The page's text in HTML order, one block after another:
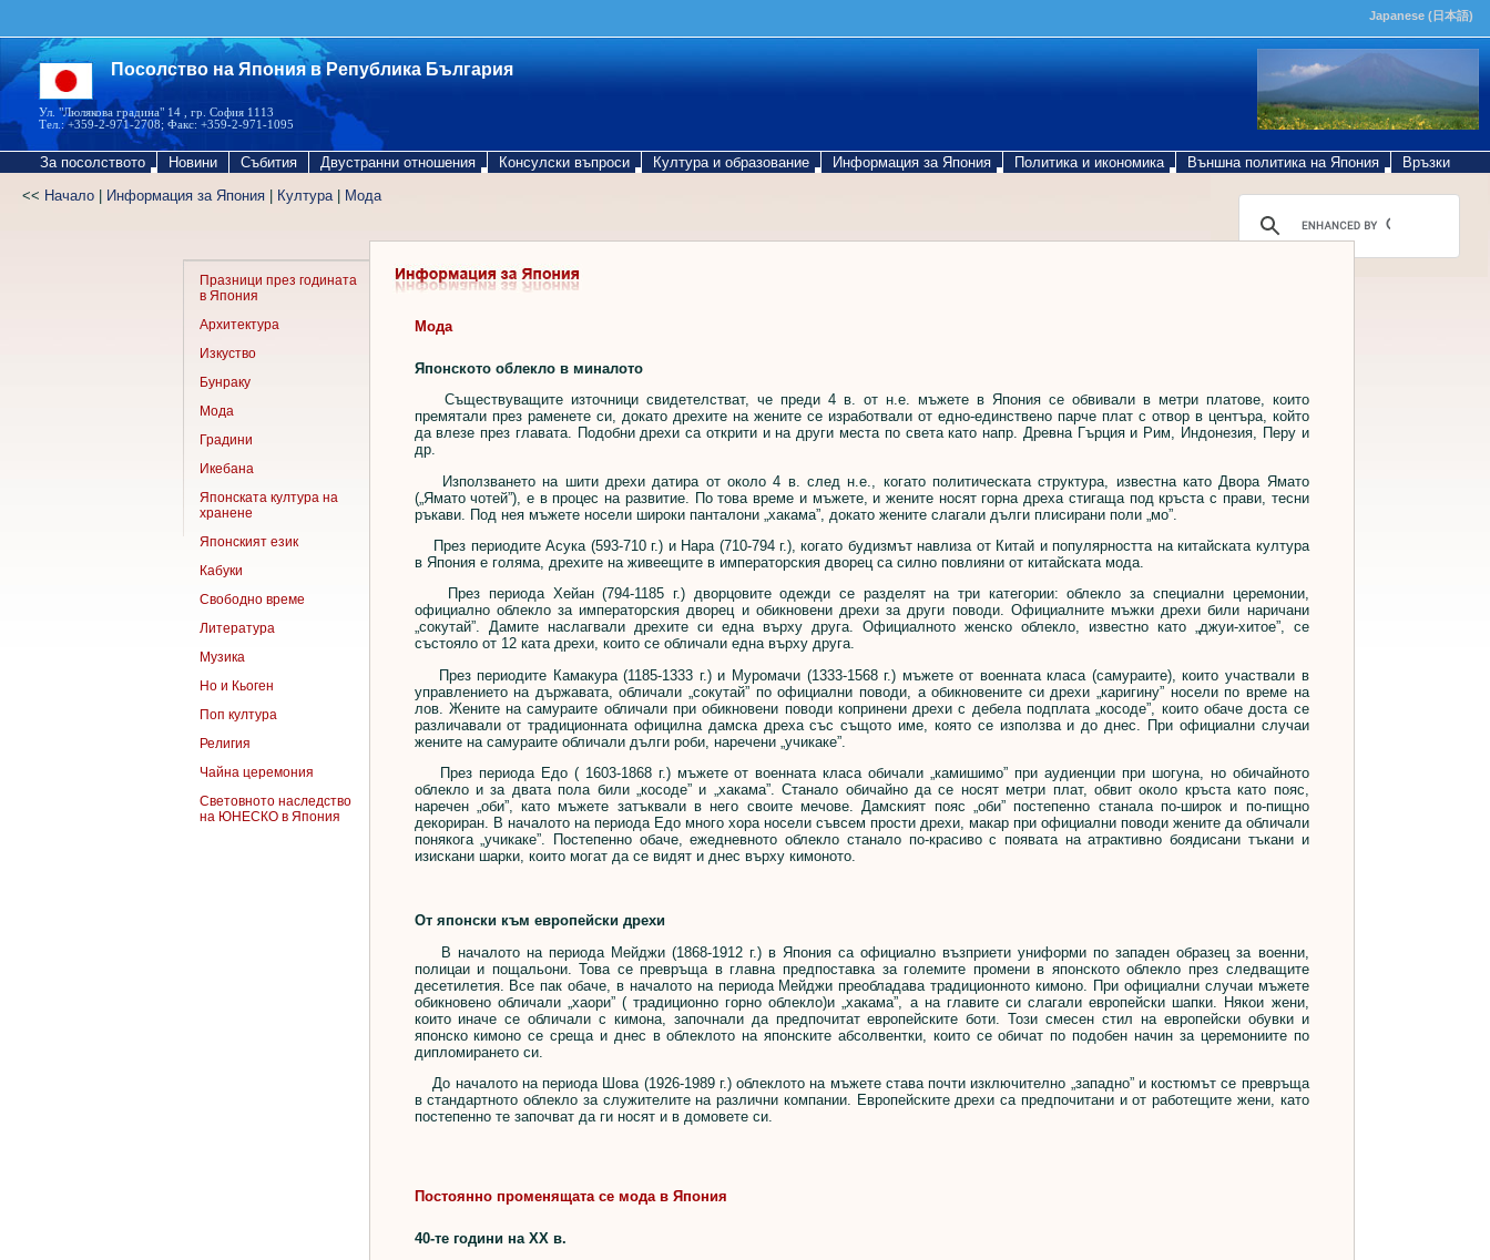
Japanese (日本語)
Посолство на Япония в Република България
Ул. "Люлякова градина" 14 , гр. София 1113
Тел.: +359-2-971-2708; Факс: +359-2-971-1095
За посолството Новини Събития Двустранни отношения Консулски въпроси Култура и образование Информация за Япония Политика и икономика Външна политика на Япония Връзки
<< Начало Информация за Япония Култура| Мода
Празници през годината
в Япония
Архитектура
Изкуство
Бунраку
Мода
Градини
Икебана
Японската култура на
хранене
Японският език
Кабуки
Свободно време
Литература
Музика
Но и Кьоген
Поп култура
Религия
Чайна церемония
Световното наследство
на ЮНЕСКО в Япония
Мода
Японското облекло в миналото
Съществуващите източници свидетелстват, че преди 4 в. от н.е. мъжете в Япония се обвивали в метри платове, които
премятали през раменете си, докато дрехите на жените се изработвали от едно-единствено парче плат с отвор в центъра, който
да влезе през главата. Подобни дрехи са открити и на други места по света като напр. Древна Гърция и Рим, Индонезия, Перу и
др.
Използването на шити дрехи датира от около 4 в. след н.е., когато политическата структура, известна като Двора Ямато
(„Ямато чотей”), е в процес на развитие. По това време и мъжете, и жените носят горна дреха стигаща под кръста с прави, тесни
ръкави. Под нея мъжете носели широки панталони „хакама”, докато жените слагали дълги плисирани поли „мо”.
През периодите Асука (593-710 г.) и Нара (710-794 г.), когато будизмът навлиза от Китай и популярността на китайската култура
в Япония е голяма, дрехите на живеещите в императорския дворец са силно повлияни от китайската мода.
През периода Хейан (794-1185 г.) дворцовите одежди се разделят на три категории: облекло за специални церемонии,
официално облекло за императорския дворец и обикновени дрехи за други поводи. Официалните мъжки дрехи били наричани
„сокутай”. Дамите наслагвали дрехите си една върху друга. Официалното женско облекло, известно като „джуи-хитое”, се
състояло от 12 ката дрехи, които се обличали една върху друга.
През периодите Камакура (1185-1333 г.) и Муромачи (1333-1568 г.) мъжете от военната класа (самураите), които участвали в
управлението на държавата, обличали „сокутай” по официални поводи, а обикновените си дрехи „каригину” носели по време на
лов. Жените на самураите обличали при обикновени поводи копринени дрехи с дебела подплата „косоде”, които обаче доста се
различавали от традиционната официлна дамска дреха със същото име, която се използва и до днес. При официални случаи
жените на самураите обличали дълги роби, наречени „учикаке”.
През периода Едо ( 1603-1868 г.) мъжете от военната класа обичали „камишимо” при аудиенции при шогуна, но обичайното
облекло и за двата пола били „косоде” и „хакама”. Станало обичайно да се носят метри плат, обвит около кръста като пояс,
наречен „оби”, като мъжете затъквали в него своите мечове. Дамският пояс „оби” постепенно станала по-широк и по-пищно
декориран. В началото на периода Едо много хора носели съвсем прости дрехи, макар при официални поводи жените да обличали
понякога „учикаке”. Постепенно обаче, ежедневното облекло станало по-красиво с появата на атрактивно боядисани тъкани и
изискани шарки, които могат да се видят и днес върху кимоното.
От японски към европейски дрехи
В началото на периода Мейджи (1868-1912 г.) в Япония са официално възприети униформи по западен образец за военни,
полицаи и пощальони. Това се превръща в главна предпоставка за големите промени в японското облекло през следващите
десетилетия. Все пак обаче, в началото на периода Мейджи преобладава традиционното кимоно. При официални случаи мъжете
обикновено обличали „хаори” ( традиционно горно облекло)и „хакама”, а на главите си слагали европейски шапки. Някои жени,
които иначе се обличали с кимона, започнали да предпочитат европейските боти. Този смесен стил на европейски обувки и
японско кимоно се среща и днес в облеклото на японските абсолвентки, които се обичат по подобен начин за церемониите по
дипломирането си.
До началото на периода Шова (1926-1989 г.) облеклото на мъжете става почти изключително „западно” и костюмът се превръща
в стандартното облекло за служителите на различни компании. Европейските дрехи са предпочитани и от работещите жени, като
постепенно те започват да ги носят и в домовете си.
Постоянно променящата се мода в Япония
40-те години на ХХ в.